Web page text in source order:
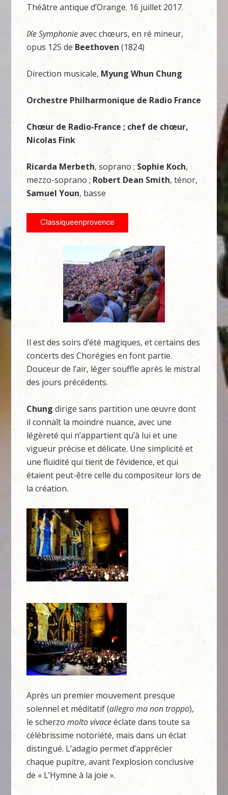
Théâtre antique d’Orange. 16 juillet 2017.
IXe Symphonieavec chœurs, en ré mineur,
opus 125 de Beethoven(1824)
Direction musicale, Myung Whun Chung
Orchestre Philharmonique de Radio France
Chœur de Radio-France ; chef de chœur,
Nicolas Fink
Ricarda Merbeth, soprano ; Sophie Koch,
mezzo-soprano ; Robert Dean Smith, ténor,
Samuel Youn, basse
Il est des soirs d’été magiques, et certains des
concerts des Chorégies en font partie.
Douceur de l’air, léger souffle après le mistral
des jours précédents.
Chung dirige sans partition une œuvre dont
il connaît la moindre nuance, avec une
légèreté qui n’appartient qu’à lui et une
vigueur précise et délicate. Une simplicité et
une fluidité qui tient de l’évidence, et qui
étaient peut-être celle du compositeur lors de
la création.
Après un premier mouvement presque
solennel et méditatif (allegro ma non troppo),
le scherzomolto vivaceéclate dans toute sa
célébrissime notoriété, mais dans un éclat
distingué. L’adagio permet d’apprécier
chaque pupitre, avant l’explosion conclusive
de « L’Hymne à la joie ».